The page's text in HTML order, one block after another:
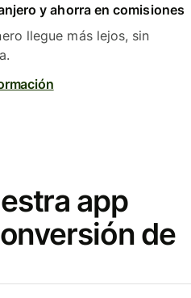
y ahorra en comisiones
llegue más lejos, sin
app
de